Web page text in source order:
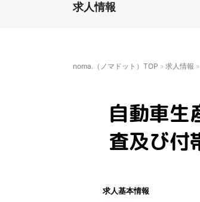
求人情報
noma.（ノマドット）TOP » 求人情報 »
自動車生
査及び付
求人基本情報